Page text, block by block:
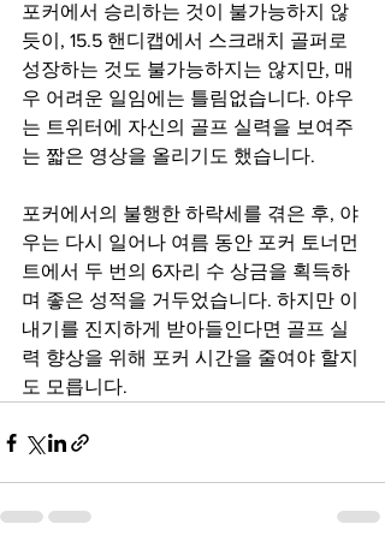
포커에서 승리하는 것이 불가능하지 않
듯이, 15.5 핸디캡에서 스크래치 골퍼로
성장하는 것도 불가능하지는 않지만, 매
우 어려운 일임에는 틀림없습니다. 야우
는 트위터에 자신의 골프 실력을 보여주
는 짧은 영상을 올리기도 했습니다.
포커에서의 불행한 하락세를 겪은 후, 야
우는 다시 일어나 여름 동안 포커 토너먼
트에서 두 번의 6자리 수 상금을 획득하
며 좋은 성적을 거두었습니다. 하지만 이
내기를 진지하게 받아들인다면 골프 실
력 향상을 위해 포커 시간을 줄여야 할지
도 모릅니다.